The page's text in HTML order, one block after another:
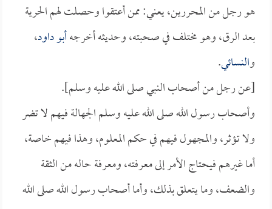
هو رجل من المحررين، يعني: ممن أعتقوا وحصلت لهم الحرية
بعد الرق، وهو مختلف في صحبته، وحديثه أخرجهأبو داود،
والنسائي.
[عن رجل من أصحاب النبي صلى الله عليه وسلم].
وأصحاب رسول الله صلى الله عليه وسلم الجهالة فيهم لا تضر
ولا تؤثر، والمجهول فيهم في حكم المعلوم، وهذا فيهم خاصة،
أما غيرهم فيحتاج الأمر إلى معرفته، ومعرفة حاله من الثقة
والضعف، وما يتعلق بذلك، وأما أصحاب رسول الله صلى الله